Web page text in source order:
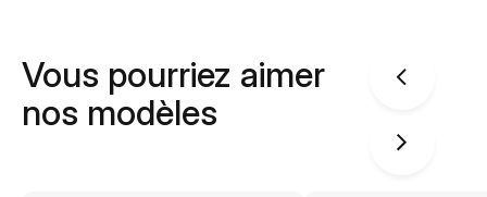
Vous pourriez aimer
nos modèles